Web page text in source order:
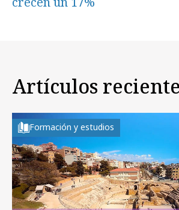
Artículos
Formación y estudios